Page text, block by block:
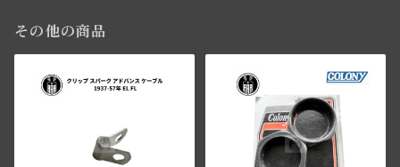
その他の商品